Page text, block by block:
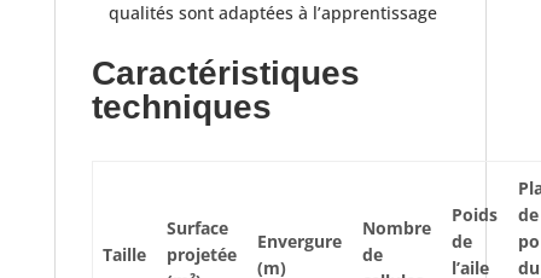
qualités sont adaptées à l’apprentissage
Caractéristiques
techniques
Taille
Surface
projetée
Envergure
(m)
Nombre
de
Poids
de
l’aile
de
du